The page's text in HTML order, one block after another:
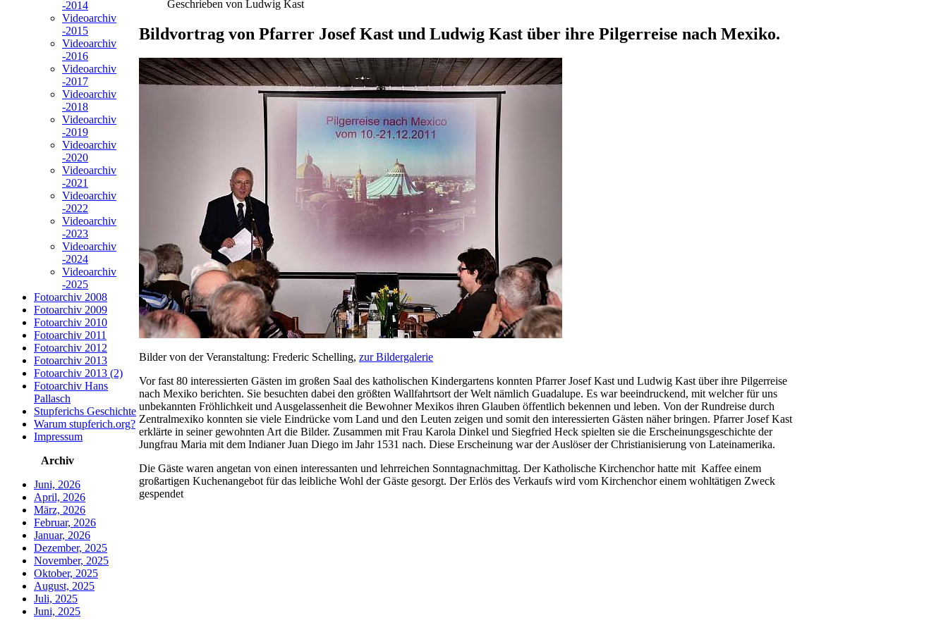
-2014
Videoarchiv
-2015
Videoarchiv
-2016
Videoarchiv
-2017
Videoarchiv
-2018
Videoarchiv
-2019
Videoarchiv
-2020
Videoarchiv
-2021
Videoarchiv
-2022
Videoarchiv
-2023
Videoarchiv
-2024
Videoarchiv
-2025
Fotoarchiv 2008
Fotoarchiv 2009
Fotoarchiv 2010
Fotoarchiv 2011
Fotoarchiv 2012
Fotoarchiv 2013
Fotoarchiv 2013 (2)
Fotoarchiv Hans
Pallasch
Stupferichs Geschichte
Warum stupferich.org?
Impressum
Archiv
Juni, 2026
April, 2026
März, 2026
Februar, 2026
Januar, 2026
Dezember, 2025
November, 2025
Oktober, 2025
August, 2025
Juli, 2025
Juni, 2025
Geschrieben von Ludwig Kast
Bildvortrag von Pfarrer Josef Kast und Ludwig Kast über ihre Pilgerreise nach Mexiko.
Bilder von der Veranstaltung: Frederic Schelling, zur Bildergalerie
Vor fast 80 interessierten Gästen im großen Saal des katholischen Kindergartens konnten Pfarrer Josef Kast und Ludwig Kast über ihre Pilgerreise
nach Mexiko berichten. Sie besuchten dabei den größten Wallfahrtsort der Welt nämlich Guadalupe. Es war beeindruckend, mit welcher für uns
unbekannten Fröhlichkeit und Ausgelassenheit die Bewohner Mexikos ihren Glauben öffentlich bekennen und leben. Von der Rundreise durch
Zentralmexiko konnten sie viele Eindrücke vom Land und den Leuten zeigen und somit den interessierten Gästen näher bringen. Pfarrer Josef Kast
erklärte in seiner gewohnten Art die Bilder. Zusammen mit Frau Karola Dinkel und Siegfried Heck spielten sie die Erscheinungsgeschichte der
Jungfrau Maria mit dem Indianer Juan Diego im Jahr 1531 nach. Diese Erscheinung war der Auslöser der Christianisierung von Lateinamerika.
Die Gäste waren angetan von einen interessanten und lehrreichen Sonntagnachmittag. Der Katholische Kirchenchor hatte mit Kaffee einem
großartigen Kuchenangebot für das leibliche Wohl der Gäste gesorgt. Der Erlös des Verkaufs wird vom Kirchenchor einem wohltätigen Zweck
gespendet